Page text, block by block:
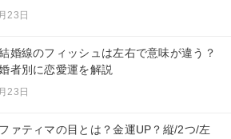
23日
結婚線のフィッシュは左右で意味が違う？
者別に恋愛運を解説
23日
ファティマの目とは？金運UP？縦/2つ/左